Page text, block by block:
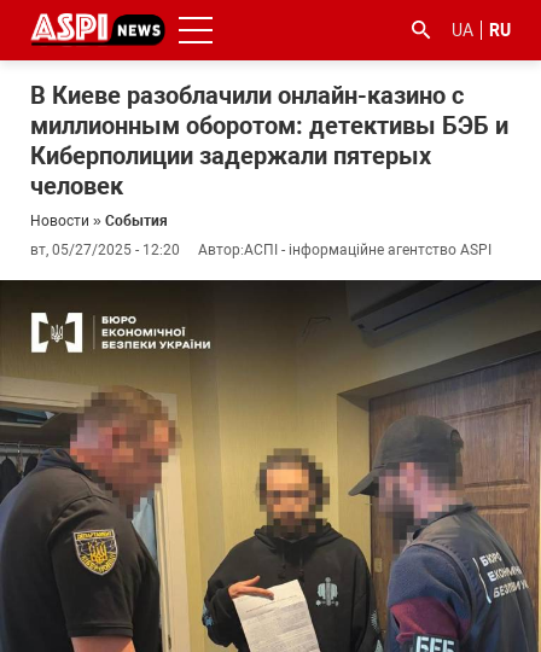
UA RU
В Киеве разоблачили онлайн-казино с
миллионным оборотом: детективы БЭБ и
Киберполиции задержали пятерых
человек
Новости » События
вт, 05/27/2025 - 12:20
Автор:АСПІ - інформаційне агентство ASPI
корупцією